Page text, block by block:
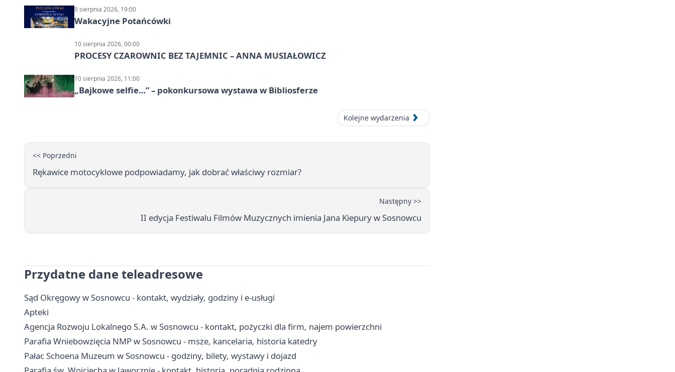
9 sierpnia 2026, 19:00
Wakacyjne Potańcówki
10 sierpnia 2026, 00:00
PROCESY CZAROWNIC BEZ TAJEMNIC – ANNA MUSIAŁOWICZ
10 sierpnia 2026, 11:00
„Bajkowe selfie…” – pokonkursowa wystawa w Bibliosferze
Kolejne wydarzenia
<< Poprzedni
Rękawice motocyklowe podpowiadamy, jak dobrać właściwy rozmiar?
Następny >>
II edycja Festiwalu Filmów Muzycznych imienia Jana Kiepury w Sosnowcu
Przydatne dane teleadresowe
Sąd Okręgowy w Sosnowcu - kontakt, wydziały, godziny i e-usługi
Apteki
Agencja Rozwoju Lokalnego S.A. w Sosnowcu - kontakt, pożyczki dla firm, najem powierzchni
Parafia Wniebowzięcia NMP w Sosnowcu - msze, kancelaria, historia katedry
Pałac Schoena Muzeum w Sosnowcu - godziny, bilety, wystawy i dojazd